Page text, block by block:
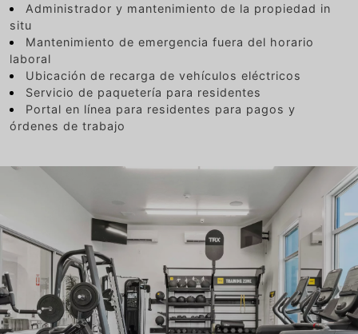
Administrador y mantenimiento de la propiedad in
situ
Mantenimiento de emergencia fuera del horario
laboral
Ubicación de recarga de vehículos eléctricos
Servicio de paquetería para residentes
Portal en línea para residentes para pagos y
órdenes de trabajo